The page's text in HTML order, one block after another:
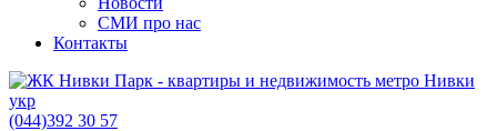
СМИ про нас
Контакты
укр
(044)392 30 57